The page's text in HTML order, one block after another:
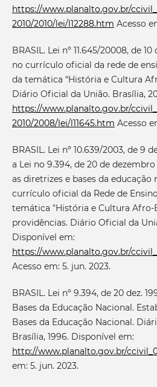
https://www.planalto.gov.br/
2010/2010/lei/l12288.htm Acesso
BRASIL. Lei nº 11.645/20008, de
no currículo oficial da rede de
da temática “História e Cultura
Diário Oficial da União. Brasília,
https://www.planalto.gov.br/
2010/2008/lei/l11645.htm Acesso
BRASIL. Lei nº 10.639/2003, de 9
a Lei no 9.394, de 20 de
as diretrizes e bases da
currículo oficial da Rede de
temática "História e Cultura Afro-
providências. Diário Oficial da
Disponível em:
https://www.planalto.gov.br/
Acesso em: 5. jun. 2023.
BRASIL. Lei nº 9.394, de 20 dez.
Bases da Educação Nacional.
Bases da Educação Nacional.
Brasília, 1996. Disponível em:
http://www.planalto.gov.br/
em: 5. jun. 2023.